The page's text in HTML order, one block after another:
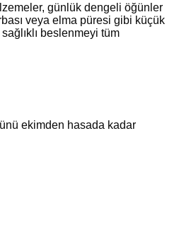
günlük dengeli öğünler
veya elma püresi gibi küçük
beslenmeyi tüm
ekimden hasada kadar